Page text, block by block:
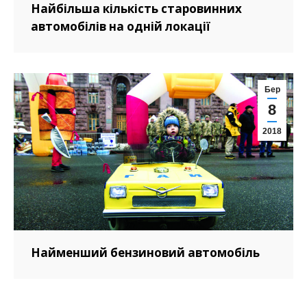
Найбільша кількість старовинних
автомобілів на одній локації
Бер
8
2018
Найменший бензиновий автомобіль